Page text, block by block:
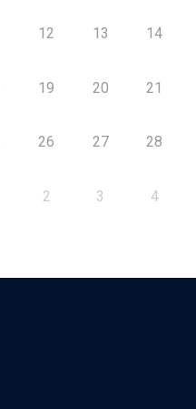
12 13 14
19 20 21
26 27 28
2 3 4